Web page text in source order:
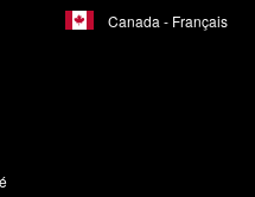
Canada - Français